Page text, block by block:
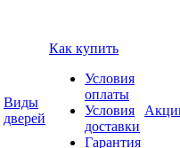
Виды
дверей
Как купить
Условия
оплаты
Условия
доставки
Гарантия